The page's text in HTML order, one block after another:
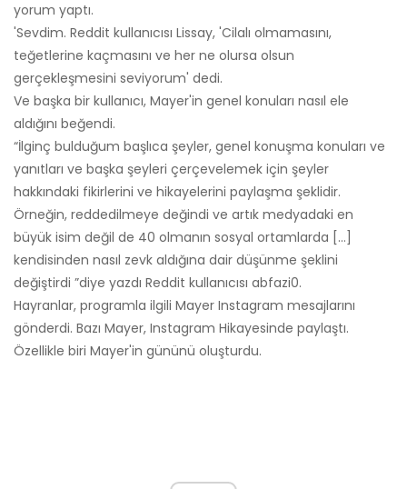
yorum yaptı.
'Sevdim. Reddit kullanıcısı Lissay, 'Cilalı olmamasını,
teğetlerine kaçmasını ve her ne olursa olsun
gerçekleşmesini seviyorum' dedi.
Ve başka bir kullanıcı, Mayer'in genel konuları nasıl ele
aldığını beğendi.
“İlginç bulduğum başlıca şeyler, genel konuşma konuları ve
yanıtları ve başka şeyleri çerçevelemek için şeyler
hakkındaki fikirlerini ve hikayelerini paylaşma şeklidir.
Örneğin, reddedilmeye değindi ve artık medyadaki en
büyük isim değil de 40 olmanın sosyal ortamlarda […]
kendisinden nasıl zevk aldığına dair düşünme şeklini
değiştirdi ”diye yazdı Reddit kullanıcısı abfazi0.
Hayranlar, programla ilgili Mayer Instagram mesajlarını
gönderdi. Bazı Mayer, Instagram Hikayesinde paylaştı.
Özellikle biri Mayer'in gününü oluşturdu.